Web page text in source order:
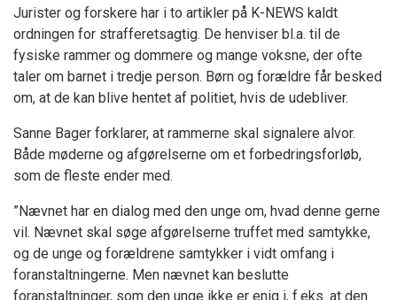
Jurister og forskere har i to artikler på K-NEWS kaldt
ordningen for strafferetsagtig. De henviser bl.a. til de
fysiske rammer og dommere og mange voksne, der ofte
taler om barnet i tredje person. Børn og forældre får besked
om, at de kan blive hentet af politiet, hvis de udebliver.
Sanne Bager forklarer, at rammerne skal signalere alvor.
Både møderne og afgørelserne om et forbedringsforløb,
som de fleste ender med.
”Nævnet har en dialog med den unge om, hvad denne gerne
vil. Nævnet skal søge afgørelserne truffet med samtykke,
og de unge og forældrene samtykker i vidt omfang i
foranstaltningerne. Men nævnet kan beslutte
foranstaltninger, som den unge ikke er enig i, f.eks. at den